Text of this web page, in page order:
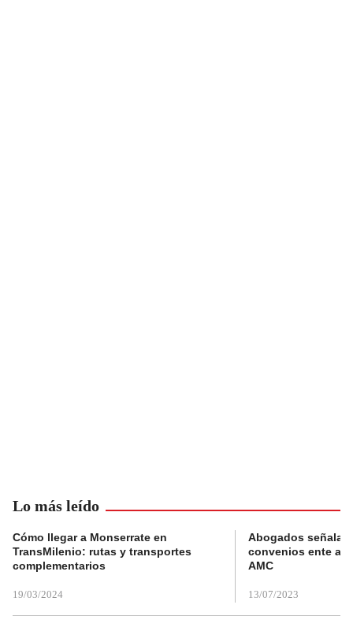
Lo más leído
Cómo llegar a Monserrate en
TransMilenio: rutas y transportes
complementarios
19/03/2024
Abogados
convenios ente
AMC
13/07/2023